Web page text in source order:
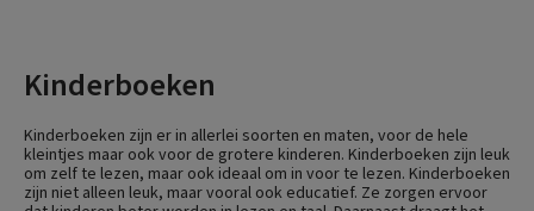
Kinderboeken
Kinderboeken zijn er in allerlei soorten en maten, voor de hele
kleintjes maar ook voor de grotere kinderen. Kinderboeken zijn leuk
om zelf te lezen, maar ook ideaal om in voor te lezen. Kinderboeken
zijn niet alleen leuk, maar vooral ook educatief. Ze zorgen ervoor